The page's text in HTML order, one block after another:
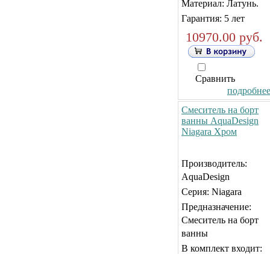
Материал: Латунь.
Гарантия: 5 лет
10970.00 руб.
Сравнить
Смеситель на борт
ванны AquaDesign
Niagara Хром
Производитель:
AquaDesign
Серия: Niagara
Предназначение:
Смеситель на борт
ванны
В комплект входит: